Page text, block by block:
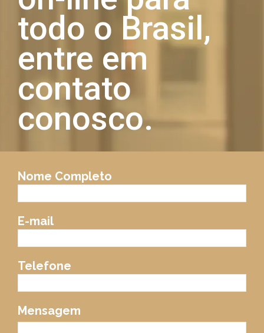
todo o Brasil,
entre em
contato
conosco.
Nome Completo
E-mail
Telefone
Mensagem